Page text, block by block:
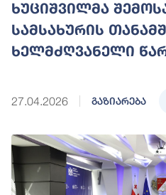
ხუციშვილმა
სამსახურის
ხელმძღვანელი
27.04.2026 გაზიარება